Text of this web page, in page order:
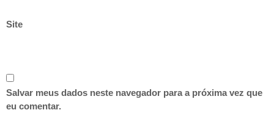
Site
Salvar meus dados neste navegador para a próxima vez que
eu comentar.